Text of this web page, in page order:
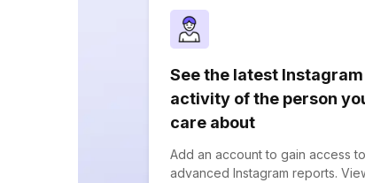
See the latest Instagram
activity of the person
care about
Add an account to gain access to
advanced Instagram reports.